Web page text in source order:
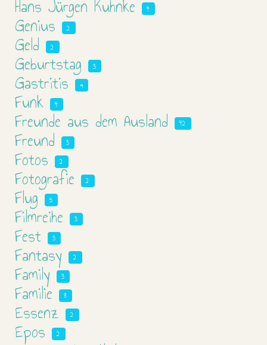
Hans Jürgen Kuhnke 4
Genius 2
Geld 2
Geburtstag 3
Gastritis 9
Funk 4
Freunde aus dem Ausland 42
Freund 3
Fotos 2
Fotografie 2
Flug 5
Filmreihe 3
Fest 3
Fantasy 2
Family 3
Familie 8
Essenz 2
Epos 2